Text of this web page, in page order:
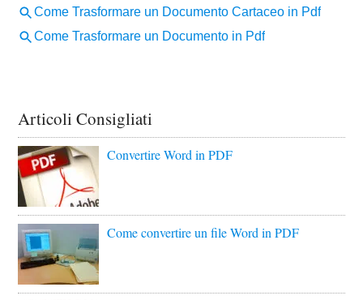
Articoli Consigliati
Convertire Word in PDF
Come convertire un file Word in PDF